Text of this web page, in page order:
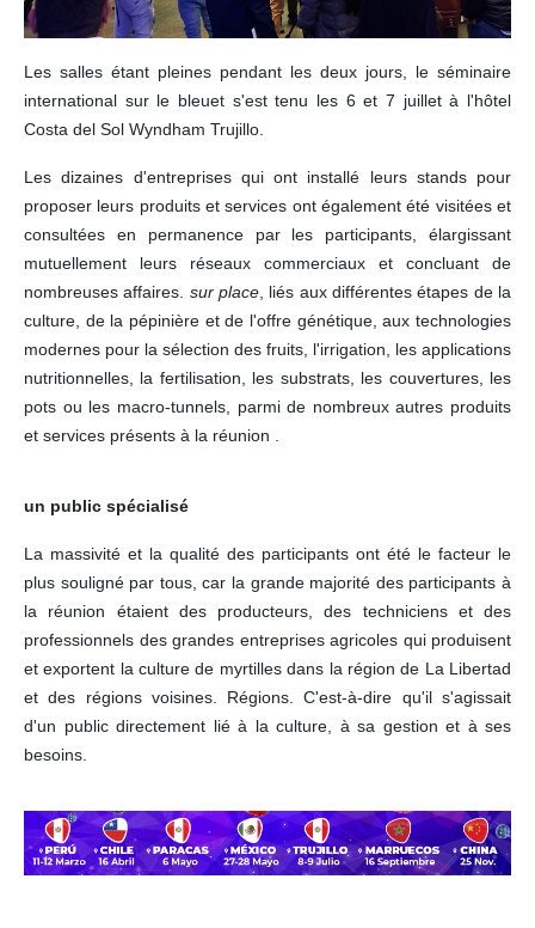
Les salles étant pleines pendant les deux jours, le séminaire
international sur le bleuet s'est tenu les 6 et 7 juillet à l'hôtel
Costa del Sol Wyndham Trujillo.
Les dizaines d'entreprises qui ont installé leurs stands pour
proposer leurs produits et services ont également été visitées et
consultées en permanence par les participants, élargissant
mutuellement leurs réseaux commerciaux et concluant de
nombreuses affaires. sur place, liés aux différentes étapes de la
culture, de la pépinière et de l'offre génétique, aux technologies
modernes pour la sélection des fruits, l'irrigation, les applications
nutritionnelles, la fertilisation, les substrats, les couvertures, les
pots ou les macro-tunnels, parmi de nombreux autres produits
et services présents à la réunion .
un public spécialisé
La massivité et la qualité des participants ont été le facteur le
plus souligné par tous, car la grande majorité des participants à
la réunion étaient des producteurs, des techniciens et des
professionnels des grandes entreprises agricoles qui produisent
et exportent la culture de myrtilles dans la région de La Libertad
et des régions voisines. Régions. C'est-à-dire qu'il s'agissait
d'un public directement lié à la culture, à sa gestion et à ses
besoins.